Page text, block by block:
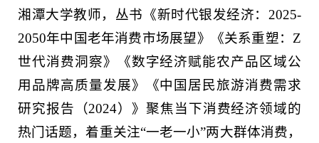
湘潭大学教师，丛书《新时代银发经济：2025-
2050年中国老年消费市场展望》《关系重塑：Z
世代消费洞察》《数字经济赋能农产品区域公
用品牌高质量发展》《中国居民旅游消费需求
研究报告（2024）》聚焦当下消费经济领域的
热门话题，着重关注“一老一小”两大群体消费，